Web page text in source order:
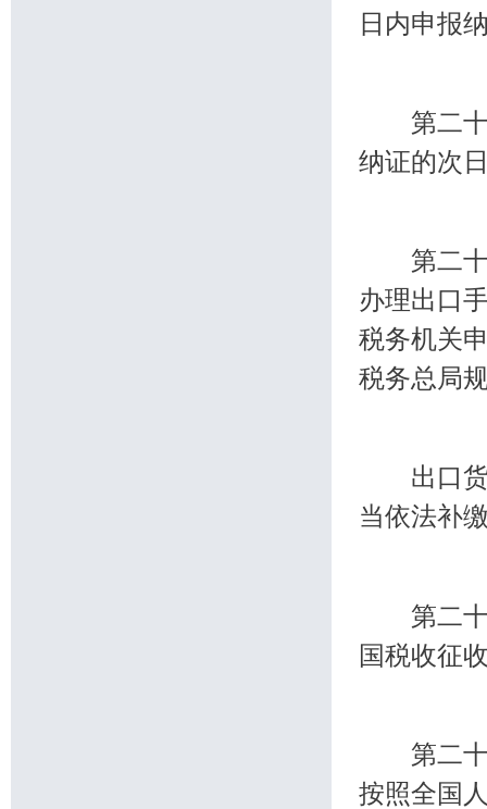
日内申报
第二十
纳证的次
第二十
办理出口
税务机关
税务总局
出口货
当依法补
第二十
国税收征
第二十
按照全国